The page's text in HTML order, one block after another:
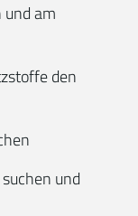
am
den
und